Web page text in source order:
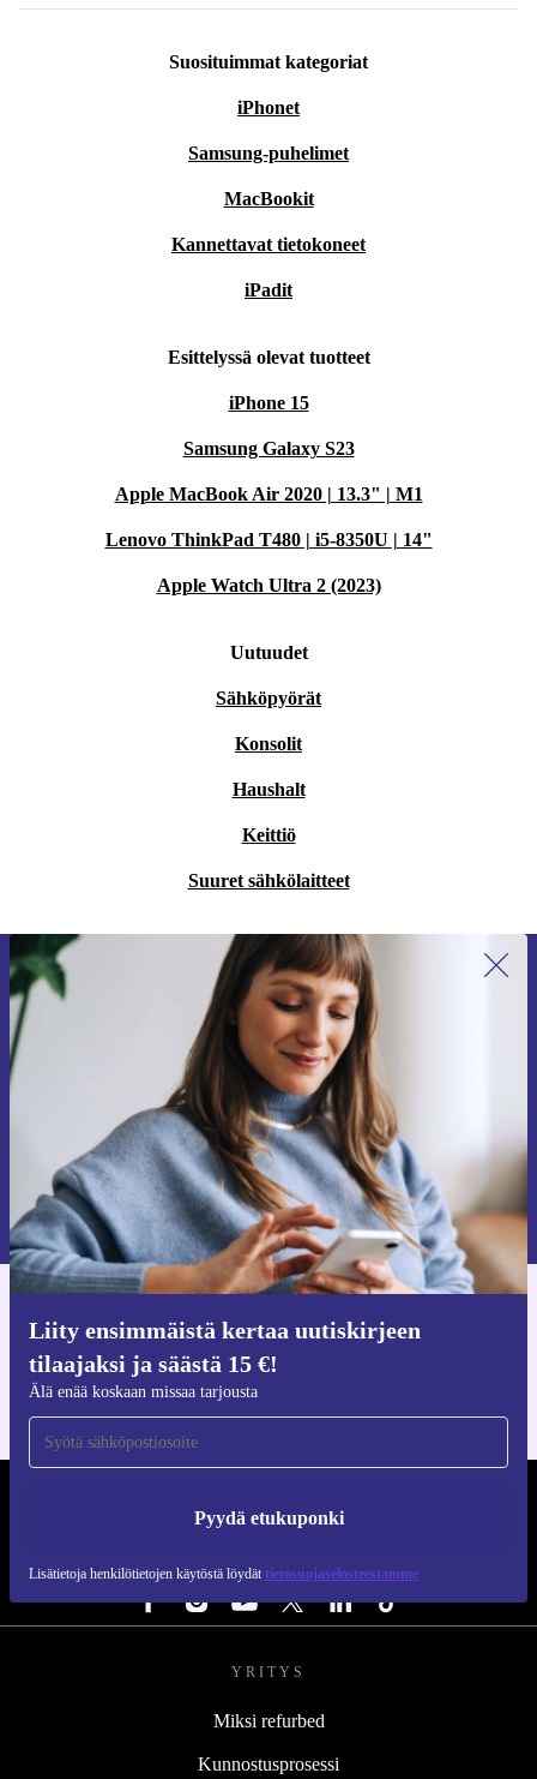
Suosituimmat kategoriat
iPhonet
Samsung-puhelimet
MacBookit
Kannettavat tietokoneet
iPadit
Esittelyssä olevat tuotteet
iPhone 15
Samsung Galaxy S23
Apple MacBook Air 2020 | 13.3" | M1
Lenovo ThinkPad T480 | i5-8350U | 14"
Apple Watch Ultra 2 (2023)
Uutuudet
Sähköpyörät
Konsolit
Haushalt
Keittiö
Suuret sähkölaitteet
Liity ensimmäistä kertaa uutiskirjeen
tilaajaksi ja säästä 15 €!
Älä enää koskaan missaa tarjousta
Pyydä etukuponki
Lisätietoja henkilötietojen käytöstä löydät tietosuojaselosteestamme
Liity ensimmäistä kertaa uutiskirjeen
tilaajaksi ja säästä 15 €!
Älä missaa enää yhtäkään tarjousta.
Pyydä etukuponki
Lisätietoja henkilötietojen käytöstä löydättietosuojaselosteestamme.
iOS:lle ja Androidille
YRITYS
Miksi refurbed
Kunnostusprosessi